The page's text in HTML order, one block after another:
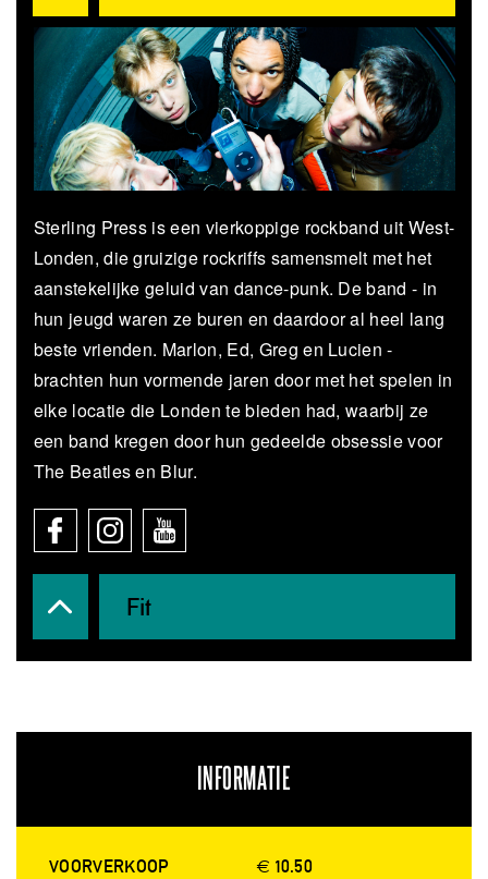
Sterling Press is een vierkoppige rockband uit West-
Londen, die gruizige rockriffs samensmelt met het
aanstekelijke geluid van dance-punk. De band - in
hun jeugd waren ze buren en daardoor al heel lang
beste vrienden. Marlon, Ed, Greg en Lucien -
brachten hun vormende jaren door met het spelen in
elke locatie die Londen te bieden had, waarbij ze
een band kregen door hun gedeelde obsessie voor
The Beatles en Blur.
Fit
INFORMATIE
VOORVERKOOP € 10.50